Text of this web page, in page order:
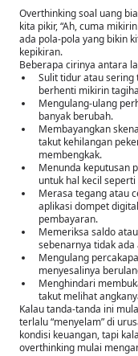
Overthinking soal uang
kita pikir, “Ah, cuma
ada pola-pola yang bikin
kepikiran.
Beberapa cirinya antara
Sulit tidur atau
berhenti mikirin
Mengulang-ulang
banyak berubah.
Membayangkan
takut kehilangan
membengkak.
Menunda keputusan
untuk hal kecil
Merasa tegang atau
aplikasi dompet
pembayaran.
Memeriksa saldo
sebenarnya tidak
Mengulang
menyesalinya
Menghindari
takut melihat
Kalau tanda-tanda ini
terlalu “menyelam” di
kondisi keuangan, tapi
overthinking mulai